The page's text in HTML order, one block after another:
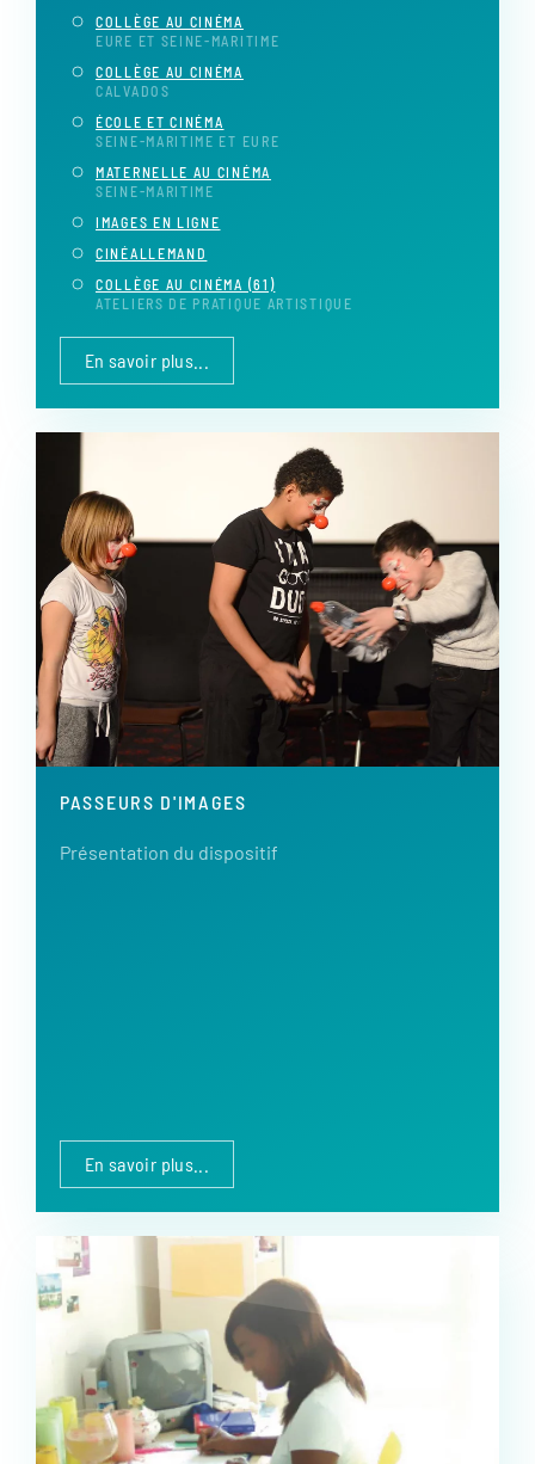
COLLÈGE AU CINÉMA
EURE ET SEINE-MARITIME
COLLÈGE AU CINÉMA
CALVADOS
ÉCOLE ET CINÉMA
SEINE-MARITIME ET EURE
MATERNELLE AU CINÉMA
SEINE-MARITIME
IMAGES EN LIGNE
CINÉALLEMAND
COLLÈGE AU CINÉMA (61)
ATELIERS DE PRATIQUE ARTISTIQUE
En savoir plus...
PASSEURS D'IMAGES
Présentation du dispositif
En savoir plus...